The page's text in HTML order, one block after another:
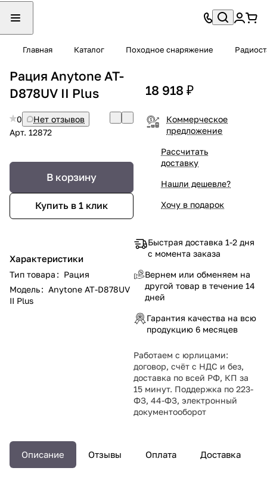
Главная Каталог Походное снаряжение
Рация Anytone AT-
D878UV II Plus
0
Нет отзывов
Арт. 12872
В корзину
Купить в 1 клик
Характеристики
Тип товара : Рация
Модель: Anytone AT-D878UV
II Plus
18 918 ₽
Коммерческое
предложение
Рассчитать
доставку
Нашли дешевле?
Хочу в подарок
Быстрая доставка 1-2 дня
с момента заказа
Вернем или обменяем на
другой товар в течение 14
дней
Гарантия качества на всю
продукцию 6 месяцев
Работаем с юрлицами:
договор, счёт с НДС и без,
доставка по всей РФ, КП за
15 минут. Поддержка по 223-
ФЗ, 44-ФЗ, электронный
документооборот
Описание Отзывы Оплата Доставка